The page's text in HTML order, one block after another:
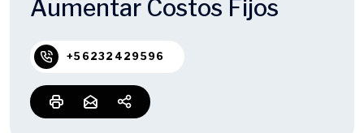
Aumentar Costos Fijos
+56232429596